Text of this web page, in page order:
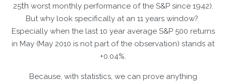
25th worst monthly performance of the S&P since 1942).
But why look specifically at an 11 years window?
Especially when the last 10 year average S&P 500 returns
in May (May 2010 is not part of the observation) stands at
+0.04%.
Because, with statistics, we can prove anything